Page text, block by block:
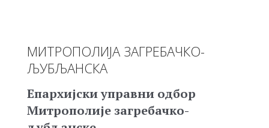
МИТРОПОЛИЈА ЗАГРЕБАЧКО-
ЉУБЉАНСКА
Епархијски управни одбор
Митрополије загребачко-